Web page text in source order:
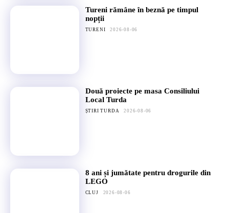
Tureni rămâne în beznă pe timpul
nopții
TURENI 2026-08-06
Două proiecte pe masa Consiliului
Local Turda
ȘTIRI TURDA 2026-08-06
8 ani și jumătate pentru drogurile din
LEGO
CLUJ 2026-08-06